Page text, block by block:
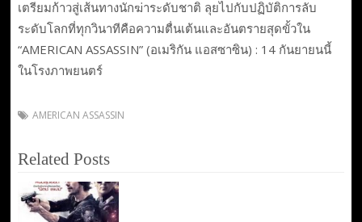
เตรียมก้าวสู่เส้นทางนักฆ่าระดับชาติ ลุยไปกับปฏิบัติการลับ
ระดับโลกที่ทุกวินาทีคือความตื่นเต้นและอันตรายสุดขั้วใน
“AMERICAN ASSASSIN” (อเมริกัน แอสซาซิน) : 14 กันยายนนี้
ในโรงภาพยนตร์
AMERICAN ASSASSIN
Related Posts